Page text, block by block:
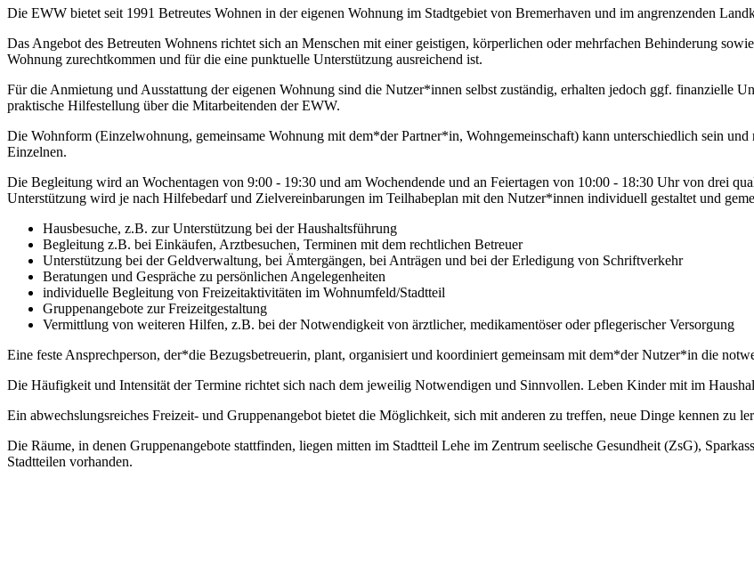
Die EWW bietet seit 1991 Betreutes Wohnen in der eigenen Wohnung im Stadtgebiet von Bremerhaven und im angrenzenden
Das Angebot des Betreuten Wohnens richtet sich an Menschen mit einer geistigen, körperlichen oder mehrfachen Behinderung
Wohnung zurechtkommen und für die eine punktuelle Unterstützung ausreichend ist.
Für die Anmietung und Ausstattung der eigenen Wohnung sind die Nutzer*innen selbst zuständig, erhalten jedoch ggf. finanzielle
praktische Hilfestellung über die Mitarbeitenden der EWW.
Die Wohnform (Einzelwohnung, gemeinsame Wohnung mit dem*der Partner*in, Wohngemeinschaft) kann unterschiedlich sein
Einzelnen.
Die Begleitung wird an Wochentagen von 9:00 - 19:30 und am Wochendende und an Feiertagen von 10:00 - 18:30 Uhr von drei
Unterstützung wird je nach Hilfebedarf und Zielvereinbarungen im Teilhabeplan mit den Nutzer*innen individuell gestaltet und
Hausbesuche, z.B. zur Unterstützung bei der Haushaltsführung
Begleitung z.B. bei Einkäufen, Arztbesuchen, Terminen mit dem rechtlichen Betreuer
Unterstützung bei der Geldverwaltung, bei Ämtergängen, bei Anträgen und bei der Erledigung von Schriftverkehr
Beratungen und Gespräche zu persönlichen Angelegenheiten
individuelle Begleitung von Freizeitaktivitäten im Wohnumfeld/Stadtteil
Gruppenangebote zur Freizeitgestaltung
Vermittlung von weiteren Hilfen, z.B. bei der Notwendigkeit von ärztlicher, medikamentöser oder pflegerischer Versorgung
Eine feste Ansprechperson, der*die Bezugsbetreuerin, plant, organisiert und koordiniert gemeinsam mit dem*der Nutzer*in die
Die Häufigkeit und Intensität der Termine richtet sich nach dem jeweilig Notwendigen und Sinnvollen. Leben Kinder mit im
Ein abwechslungsreiches Freizeit- und Gruppenangebot bietet die Möglichkeit, sich mit anderen zu treffen, neue Dinge kennen zu
Die Räume, in denen Gruppenangebote stattfinden, liegen mitten im Stadtteil Lehe im Zentrum seelische Gesundheit (ZsG),
Stadtteilen vorhanden.